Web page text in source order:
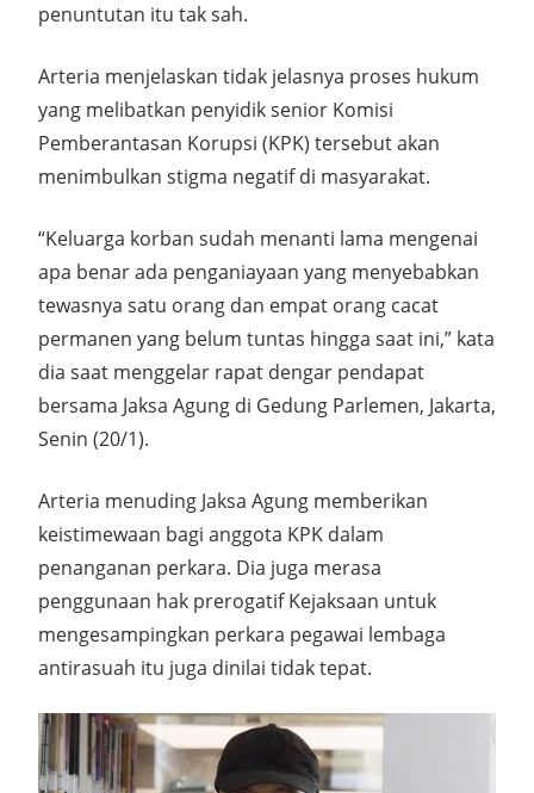
penuntutan itu tak sah.
Arteria menjelaskan tidak jelasnya proses hukum
yang melibatkan penyidik senior Komisi
Pemberantasan Korupsi (KPK) tersebut akan
menimbulkan stigma negatif di masyarakat.
“Keluarga korban sudah menanti lama mengenai
apa benar ada penganiayaan yang menyebabkan
tewasnya satu orang dan empat orang cacat
permanen yang belum tuntas hingga saat ini,” kata
dia saat menggelar rapat dengar pendapat
bersama Jaksa Agung di Gedung Parlemen, Jakarta,
Senin (20/1).
Arteria menuding Jaksa Agung memberikan
keistimewaan bagi anggota KPK dalam
penanganan perkara. Dia juga merasa
penggunaan hak prerogatif Kejaksaan untuk
mengesampingkan perkara pegawai lembaga
antirasuah itu juga dinilai tidak tepat.